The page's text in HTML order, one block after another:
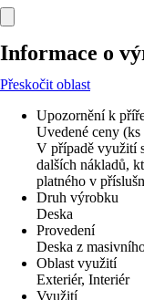
Informace o
Přeskočit oblast
Upozornění k
Uvedené ceny
V případě využití
dalších nákladů,
platného v
Druh výrobku
Deska
Provedení
Deska z
Oblast využití
Exteriér, Interiér
Využití